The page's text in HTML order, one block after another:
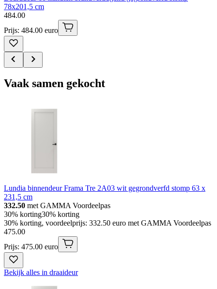
78x201,5 cm
484.00
Prijs: 484.00 euro
Vaak samen gekocht
Lundia binnendeur Frama Tre 2A03 wit gegrondverfd stomp 63 x
231,5 cm
332.50 met GAMMA Voordeelpas
30% korting30% korting
30% korting, voordeelprijs: 332.50 euro met GAMMA Voordeelpas
475.00
Prijs: 475.00 euro
Bekijk alles in draaideur